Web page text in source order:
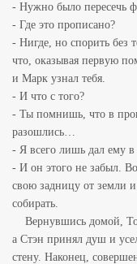
- Нужно было пересечь
- Где это прописано?
- Нигде, но спорить без
что, оказывая первую
и Марк узнал тебя.
- И что с того?
- Ты помнишь, что в
разошлись…
- Я всего лишь дал ему в
- И он этого не забыл.
свою задницу от земли
собирать.
Вернувшись домой,
а Стэн принял душ и
стену. Наконец,